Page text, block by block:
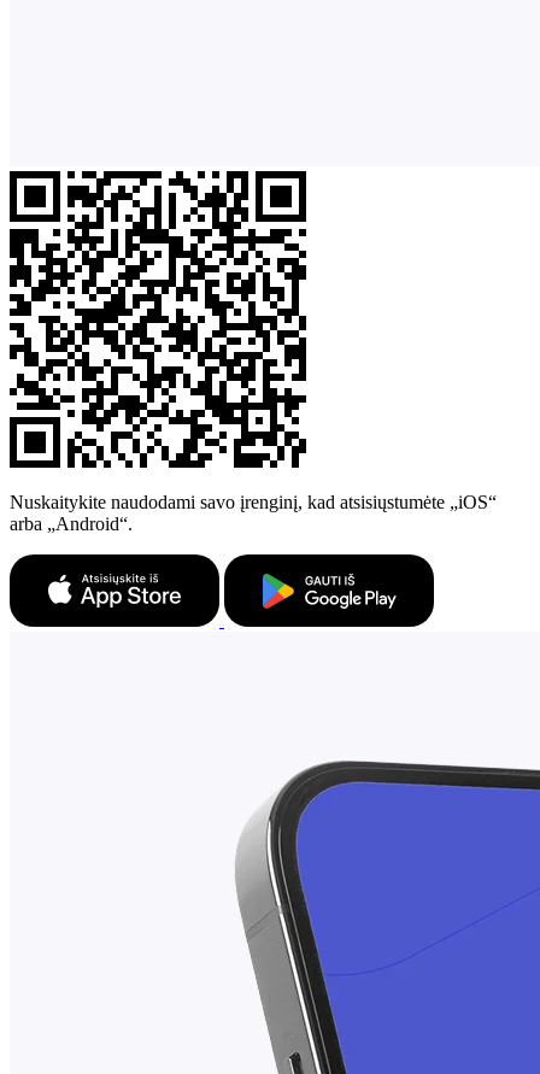
Nuskaitykite naudodami savo įrenginį, kad atsisiųstumėte „iOS“
arba „Android“.